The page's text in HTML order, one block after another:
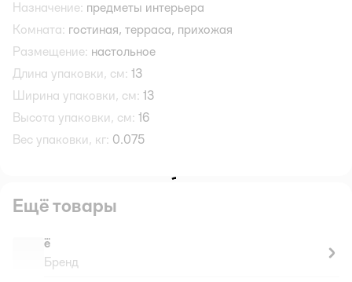
Назначение: предметы интерьера
Комната: гостиная, терраса, прихожая
Размещение: настольное
Длина упаковки, см: 13
Ширина упаковки, см: 13
Высота упаковки, см: 16
Вес упаковки, кг: 0.075
Ещё товары
ё
Бренд